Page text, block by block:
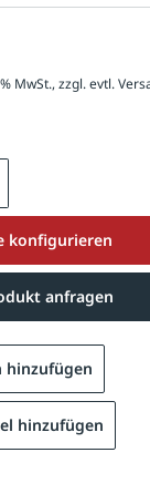
MwSt., zzgl. evtl.
Gib den
konfigurieren
anfragen
hinzufügen
hinzufügen